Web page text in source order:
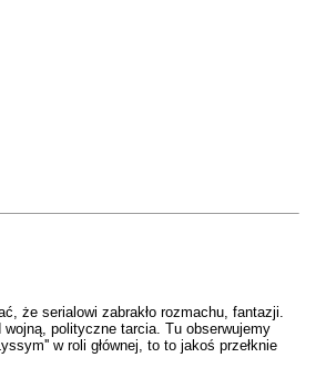
że serialowi zabrakło rozmachu, fantazji.
polityczne tarcia. Tu obserwujemy
w roli głównej, to to jakoś przełknie